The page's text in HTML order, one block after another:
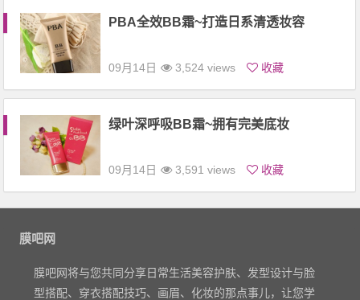
PBA全效BB霜~打造日系清透妆容
09月14日 3,524 views 收藏
绿叶深呼吸BB霜~拥有完美底妆
09月14日 3,591 views 收藏
膜吧网
膜吧网将与您共同分享日常生活美容护肤、发型设计与脸
型搭配、穿衣搭配技巧、画眉、化妆的那点事儿，让您学